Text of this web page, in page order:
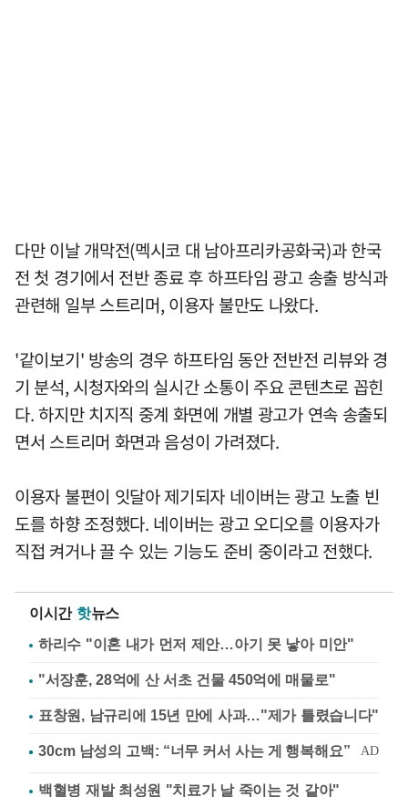
다만 이날 개막전(멕시코 대 남아프리카공화국)과 한국
전 첫 경기에서 전반 종료 후 하프타임 광고 송출 방식과
관련해 일부 스트리머, 이용자 불만도 나왔다.
'같이보기' 방송의 경우 하프타임 동안 전반전 리뷰와 경
기 분석, 시청자와의 실시간 소통이 주요 콘텐츠로 꼽힌
다. 하지만 치지직 중계 화면에 개별 광고가 연속 송출되
면서 스트리머 화면과 음성이 가려졌다.
이용자 불편이 잇달아 제기되자 네이버는 광고 노출 빈
도를 하향 조정했다. 네이버는 광고 오디오를 이용자가
직접 켜거나 끌 수 있는 기능도 준비 중이라고 전했다.
이시간 핫뉴스
하리수 "이혼 내가 먼저 제안…아기 못 낳아 미안"
"서장훈, 28억에 산 서초 건물 450억에 매물로"
표창원, 남규리에 15년 만에 사과…"제가 틀렸습니다"
백혈병 재발 최성원 "치료가 날 죽이는 것 같아"